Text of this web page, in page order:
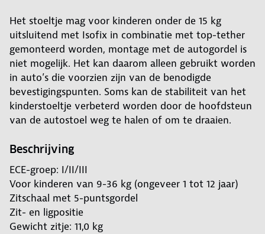
Het stoeltje mag voor kinderen onder de 15 kg
uitsluitend met Isofix in combinatie met top-tether
gemonteerd worden, montage met de autogordel is
niet mogelijk. Het kan daarom alleen gebruikt worden
in auto’s die voorzien zijn van de benodigde
bevestigingspunten. Soms kan de stabiliteit van het
kinderstoeltje verbeterd worden door de hoofdsteun
van de autostoel weg te halen of om te draaien.
Beschrijving
ECE-groep: I/II/III
Voor kinderen van 9-36 kg (ongeveer 1 tot 12 jaar)
Zitschaal met 5-puntsgordel
Zit- en ligpositie
Gewicht zitje: 11,0 kg